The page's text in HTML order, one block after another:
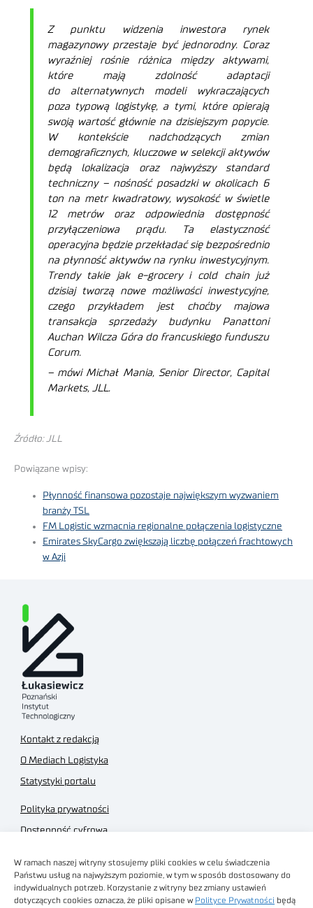
W ramach naszej witryny stosujemy pliki cookies w celu świadczenia
Państwu usług na najwyższym poziomie, w tym w sposób dostosowany do
indywidualnych potrzeb. Korzystanie z witryny bez zmiany ustawień
dotyczących cookies oznacza, że pliki opisane w Polityce Prywatności będą
Z punktu widzenia inwestora rynek
magazynowy przestaje być jednorodny. Coraz
wyraźniej rośnie różnica między aktywami,
które mają zdolność adaptacji
do alternatywnych modeli wykraczających
poza typową logistykę, a tymi, które opierają
swoją wartość głównie na dzisiejszym popycie.
W kontekście nadchodzących zmian
demograficznych, kluczowe w selekcji aktywów
będą lokalizacja oraz najwyższy standard
techniczny – nośność posadzki w okolicach 6
ton na metr kwadratowy, wysokość w świetle
12 metrów oraz odpowiednia dostępność
przyłączeniowa prądu. Ta elastyczność
operacyjna będzie przekładać się bezpośrednio
na płynność aktywów na rynku inwestycyjnym.
Trendy takie jak e-grocery i cold chain już
dzisiaj tworzą nowe możliwości inwestycyjne,
czego przykładem jest choćby majowa
transakcja sprzedaży budynku Panattoni
Auchan Wilcza Góra do francuskiego funduszu
Corum.
– mówi Michał Mania, Senior Director, Capital
Markets, JLL.
Źródło: JLL
Powiązane wpisy:
Płynność finansowa pozostaje największym wyzwaniem
branży TSL
FM Logistic wzmacnia regionalne połączenia logistyczne
Emirates SkyCargo zwiększają liczbę połączeń frachtowych
w Azji
Kontakt z redakcją
O Mediach Logistyka
Statystyki portalu
Polityka prywatności
Dostępność cyfrowa
Regulamin sklepu